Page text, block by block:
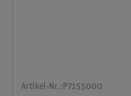
Artikel-Nr.: P7155000